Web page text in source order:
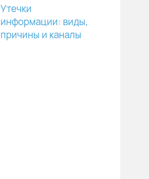
Утечки
информации: виды,
причины и каналы